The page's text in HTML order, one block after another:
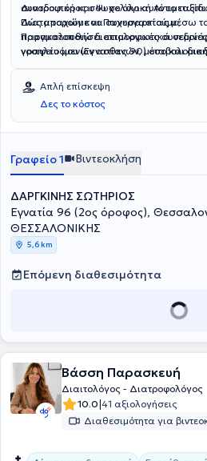
συνοδοιπόρος σου σε όλο αυτό το
Διατροφική και Ψυχολογική
Διαταραχών και Παχυσαρκίας μέσω
παρακολουθήσει επιμορφωτικά
νοσηλευόμενων ασθενών,
αθλητική διατροφή και στον
κατάρτισή μου στον ωτοβελονισμό
στρες, της πείνας και του
παρακολουθήσει πληθώρα σεμιναρίων
Πώς μπορούμε να συνεργαστούμε;
Πραγματοποιώ διαιτολογικές
γραφείο μου (Εγνατίας 90) όσο και
Απλή επίσκεψη
Δες το κόστος
Γραφείο 1 Βιντεοκλήση
ΔΑΡΓΚΙΝΗΣ ΣΩΤΗΡΙΟΣ
Εγνατία 96 (2ος όροφος), Θεσσαλονίκη, ΝΟΜΟΣ
ΘΕΣΣΑΛΟΝΙΚΗΣ
5,6 km
Επόμενη διαθεσιμότητα
Βάσση Παρασκευή
Διαιτολόγος - Διατροφολόγος
10.0|41 αξιολογήσεις
Διαθεσιμότητα για